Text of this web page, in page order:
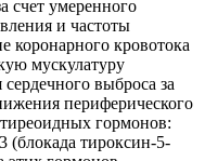
счет умеренного
и частоты
коронарного кровотока
мускулатуру
выброса за
периферического
гормонов:
(блокада тироксин-5-